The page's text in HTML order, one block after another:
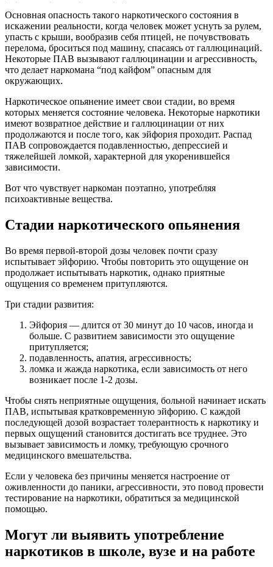
Основная опасность такого наркотического состояния в
искажении реальности, когда человек может уснуть за рулем,
упасть с крыши, вообразив себя птицей, не почувствовать
перелома, броситься под машину, спасаясь от галлюцинаций.
Некоторые ПАВ вызывают галлюцинации и агрессивность,
что делает наркомана “под кайфом” опасным для
окружающих.
Наркотическое опьянение имеет свои стадии, во время
которых меняется состояние человека. Некоторые наркотики
имеют возвратное действие и галлюцинации от них
продолжаются и после того, как эйфория проходит. Распад
ПАВ сопровождается подавленностью, депрессией и
тяжелейшей ломкой, характерной для укоренившейся
зависимости.
Вот что чувствует наркоман поэтапно, употребляя
психоактивные вещества.
Стадии наркотического опьянения
Во время первой-второй дозы человек почти сразу
испытывает эйфорию. Чтобы повторить это ощущение он
продолжает испытывать наркотик, однако приятные
ощущения со временем притупляются.
Три стадии развития:
Эйфория — длится от 30 минут до 10 часов, иногда и
больше. С развитием зависимости это ощущение
притупляется;
подавленность, апатия, агрессивность;
ломка и жажда наркотика, если зависимость от него
возникает после 1-2 дозы.
Чтобы снять неприятные ощущения, больной начинает искать
ПАВ, испытывая кратковременную эйфорию. С каждой
последующей дозой возрастает толерантность к наркотику и
первых ощущений становится достигать все труднее. Это
вызывает зависимость и ломку, требующую срочного
медицинского вмешательства.
Если у человека без причины меняется настроение от
оживленности до паники, агрессивности, это повод провести
тестирование на наркотики, обратиться за медицинской
помощью.
Могут ли выявить употребление
наркотиков в школе, вузе и на работе